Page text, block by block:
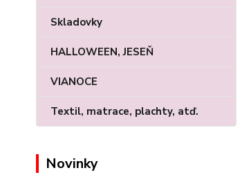
Skladovky
HALLOWEEN, JESEŇ
VIANOCE
Textil, matrace, plachty, atď.
Novinky